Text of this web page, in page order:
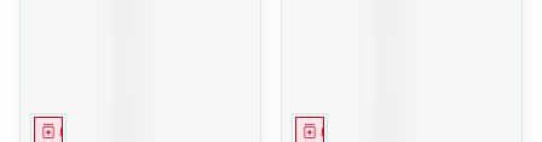
Médicament Médicament